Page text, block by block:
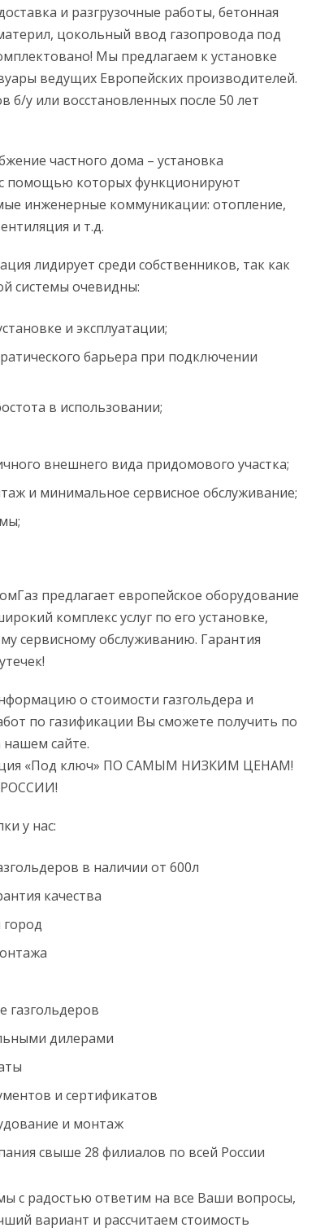
и разгрузочные работы, бетонная
цокольный ввод газопровода под
Мы предлагаем к установке
ведущих Европейских производителей.
б/у или восстановленных после 50 лет
частного дома – установка
с помощью которых функционируют
инженерные коммуникации: отопление,
и т.д.
лидирует среди собственников, так как
системы очевидны:
и эксплуатации;
барьера при подключении
в использовании;
внешнего вида придомового участка;
и минимальное сервисное обслуживание;
предлагает европейское оборудование
комплекс услуг по его установке,
сервисному обслуживанию. Гарантия
о стоимости газгольдера и
по газификации Вы сможете получить по
нашем сайте.
«Под ключ» ПО САМЫМ НИЗКИМ ЦЕНАМ!
у нас:
в наличии от 600л
качества
газгольдеров
дилерами
и сертификатов
и монтаж
свыше 28 филиалов по всей России
с радостью ответим на все Ваши вопросы,
вариант и рассчитаем стоимость